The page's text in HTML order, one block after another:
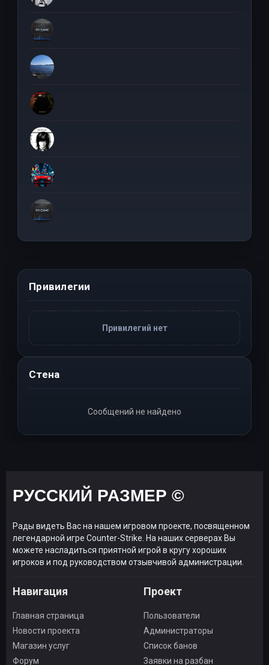
Привилегии
Привилегий нет
Стена
Сообщений не найдено
РУССКИЙ РАЗМЕР ©
Рады видеть Вас на нашем игровом проекте, посвященном
легендарной игре Counter-Strike. На наших серверах Вы
можете насладиться приятной игрой в кругу хороших
игроков и под руководством отзывчивой администрации.
Навигация
Главная страница
Новости проекта
Магазин услуг
Форум
Проект
Пользователи
Администраторы
Список банов
Заявки на разбан